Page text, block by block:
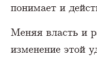
понимает и
Меняя власть и
изменение этой